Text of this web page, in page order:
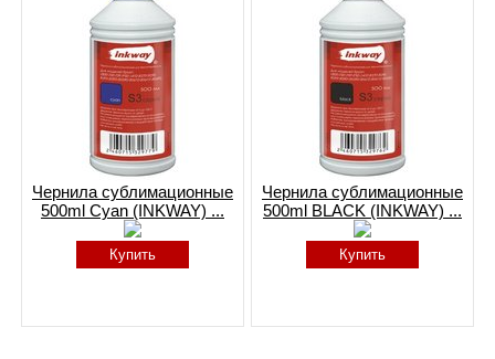
Чернила сублимационные
500ml Cyan (INKWAY) ...
Купить
Чернила сублимационные
500ml BLACK (INKWAY) ...
Купить